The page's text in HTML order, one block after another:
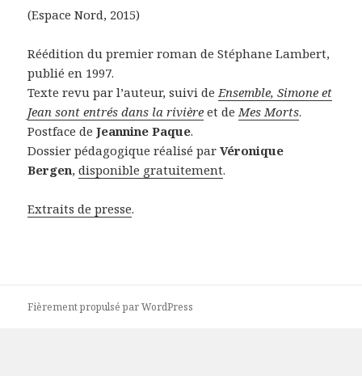
(Espace Nord, 2015)
Réédition du premier roman de Stéphane Lambert,
publié en 1997.
Texte revu par l’auteur, suivi de Ensemble, Simone et
Jean sont entrés dans la rivière et de Mes Morts.
Postface deJeannine Paque.
Dossier pédagogique réalisé parVéronique
Bergen,disponible gratuitement.
Extraits de presse.
Fièrement propulsé par WordPress